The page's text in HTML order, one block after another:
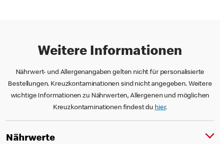
Weitere Informationen
Nährwert- und Allergenangaben gelten nicht für personalisierte
Bestellungen. Kreuzkontaminationen sind nicht angegeben. Weitere
wichtige Informationen zu Nährwerten, Allergenen und möglichen
Kreuzkontaminationen findest du hier.
Nährwerte